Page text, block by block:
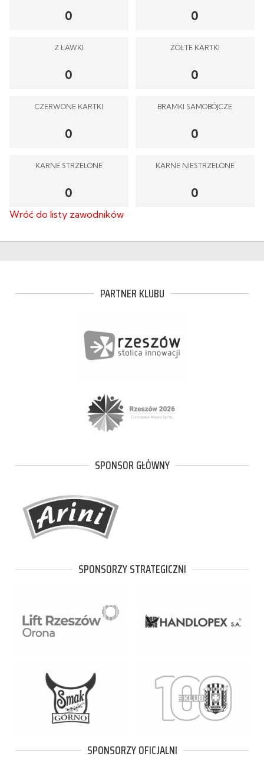
0 0
Z ŁAWKI
0
ŻÓŁTE KARTKI
0
CZERWONE KARTKI
0
BRAMKI SAMOBÓJCZE
0
KARNE STRZELONE
0
KARNE NIESTRZELONE
0
Wróć do listy zawodników
PARTNER KLUBU
SPONSOR GŁÓWNY
SPONSORZY STRATEGICZNI
SPONSORZY OFICJALNI